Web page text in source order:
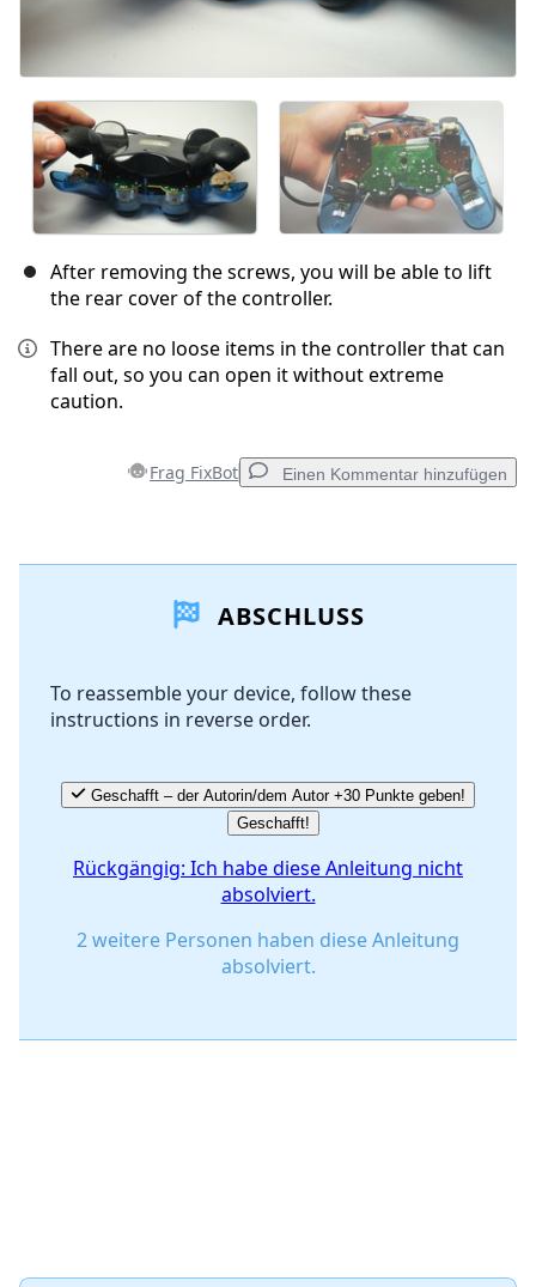
After removing the screws, you will be able to lift
the rear cover of the controller.
There are no loose items in the controller that can
fall out, so you can open it without extreme
caution.
Frag FixBot Einen Kommentar hinzufügen
Kommentar hinzufügen
Abbrechen
ABSCHLUSS
To reassemble your device, follow these
instructions in reverse order.
Geschafft – der Autorin/dem Autor +30 Punkte geben!
Geschafft!
Rückgängig: Ich habe diese Anleitung nicht
absolviert.
2 weitere Personen haben diese Anleitung
absolviert.